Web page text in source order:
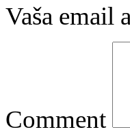
Vaša email
Comment